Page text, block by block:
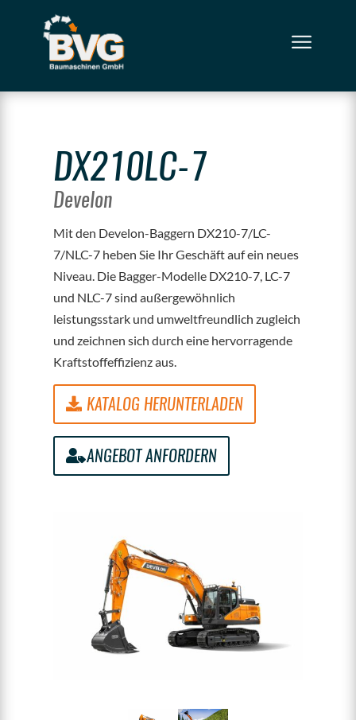
DX210LC-7
Develon
Mit den Develon-Baggern DX210-7/LC-
7/NLC-7 heben Sie Ihr Geschäft auf ein neues
Niveau. Die Bagger-Modelle DX210-7, LC-7
und NLC-7 sind außergewöhnlich
leistungsstark und umweltfreundlich zugleich
und zeichnen sich durch eine hervorragende
Kraftstoffeffizienz aus.
KATALOG HERUNTERLADEN
ANGEBOT ANFORDERN